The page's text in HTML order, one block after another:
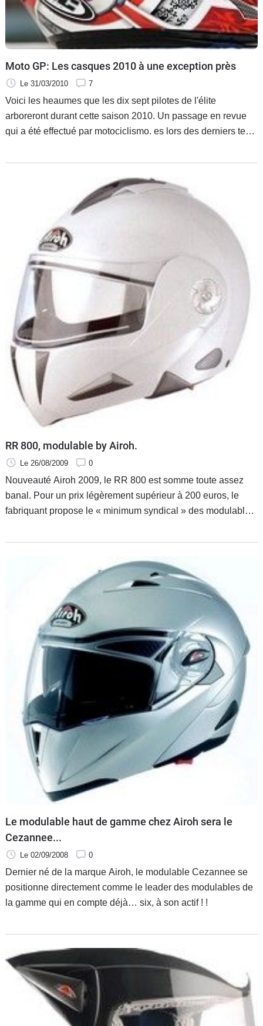
Moto GP: Les casques 2010 à une exception près
Le 31/03/2010 7
Voici les heaumes que les dix sept pilotes de l'élite
arboreront durant cette saison 2010. Un passage en revue
qui a été effectué par motociclismo. es lors des derniers tests
des moindres puisqu'il s'agît du casque de Valentino Rossi.
RR 800, modulable by Airoh.
Le 26/08/2009 0
Nouveauté Airoh 2009, le RR 800 est somme toute assez
banal. Pour un prix légèrement supérieur à 200 euros, le
fabriquant propose le « minimum syndical » des modulables
Le modulable haut de gamme chez Airoh sera le
Cezannee...
Le 02/09/2008 0
Dernier né de la marque Airoh, le modulable Cezannee se
positionne directement comme le leader des modulables de
la gamme qui en compte déjà… six, à son actif ! !